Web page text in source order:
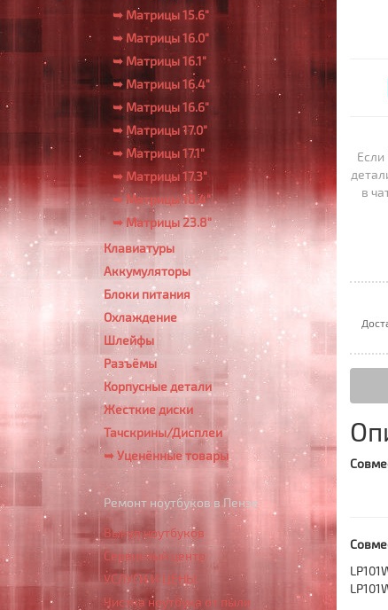
➥ Матрицы 15.6"
➥ Матрицы 16.0"
➥ Матрицы 16.1"
➥ Матрицы 16.4"
➥ Матрицы 16.6"
➥ Матрицы 17.0"
➥ Матрицы 17.1"
➥ Матрицы 17.3"
➥ Матрицы 18.4"
➥ Матрицы 23.8"
Клавиатуры
Аккумуляторы
Блоки питания
Охлаждение
Шлейфы
Разъёмы
Корпусные детали
Жесткие диски
Тачскрины/Дисплеи
➥ Уценённые товары
Ремонт ноутбуков в Пензе
Выкуп ноутбуков
Сервисный центр
УСЛУГИ И ЦЕНЫ
Чистка ноутбука от пыли
в